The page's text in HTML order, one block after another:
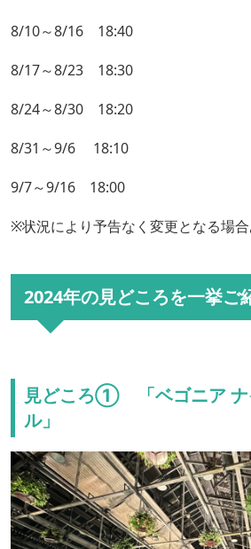
8/10～8/16 18:40
8/17～8/23 18:30
8/24～8/30 18:20
8/31～9/6 18:10
9/7～9/16 18:00
※状況により予告なく変更となる場合
2024年の見どころを一挙ご
見どころ① 「ベゴニア ナ
ル」